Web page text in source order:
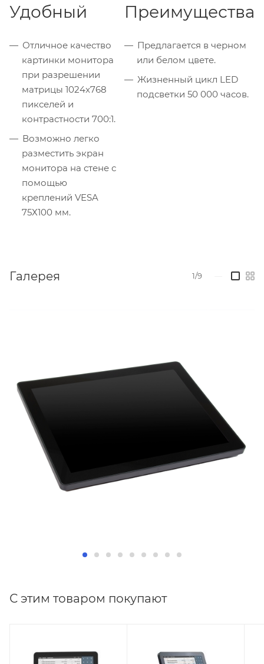
Удобный
Отличное качество
картинки монитора
при разрешении
матрицы 1024x768
пикселей и
контрастности 700:1.
Возможно легко
разместить экран
монитора на стене с
помощью
креплений VESA
75Х100 мм.
Преимущества
Предлагается в черном
или белом цвете.
Жизненный цикл LED
подсветки 50 000 часов.
Галерея 1/9
С этим товаром покупают